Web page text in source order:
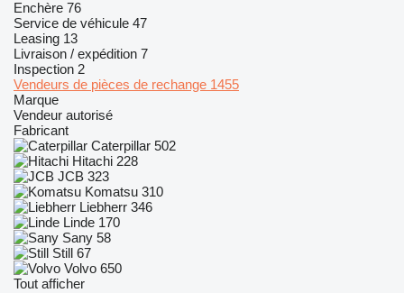
Enchère 76
Service de véhicule 47
Leasing 13
Livraison / expédition 7
Inspection 2
Vendeurs de pièces de rechange 1455
Marque
Vendeur autorisé
Fabricant
Caterpillar 502
Hitachi 228
JCB 323
Komatsu 310
Liebherr 346
Linde 170
Sany 58
Still 67
Volvo 650
Tout afficher